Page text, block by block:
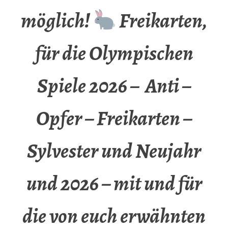
möglich!
Freikarten,
für die Olympischen
Spiele 2026 – Anti –
Opfer – Freikarten –
Sylvester und Neujahr
und 2026 – mit und für
die von euch erwähnten